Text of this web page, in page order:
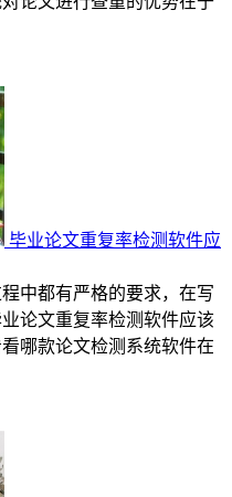
毕业论文重复率检测软件应
中都有严格的要求，在写
论文重复率检测软件应该
哪款论文检测系统软件在